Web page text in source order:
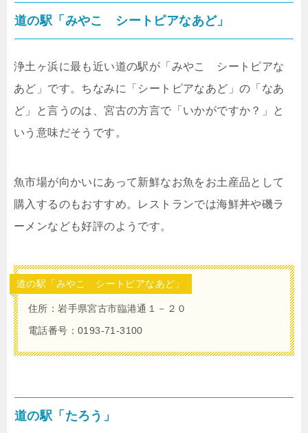
道の駅「みやこ シートピアなあど」
浄土ヶ浜に最も近い道の駅が「みやこ シートピアな
あど」です。ちなみに「シートピアなあど」の「なあ
ど」と言うのは、宮古の方言で「いかがですか？」と
いう意味だそうです。
魚市場が向かいにあって新鮮なお魚をお土産品として
購入するのもおすすめ。レストランでは海鮮丼や磯ラ
ーメンなども好評のようです。
道の駅「みやこ シートピアなあど」
住所：岩手県宮古市臨港通１－２０
電話番号：0193-71-3100
道の駅「たろう」